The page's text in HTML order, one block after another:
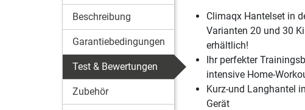
Beschreibung
Garantiebedingungen
Test & Bewertungen
Zubehör
Climaqx Hantelset in
Varianten 20 und 30
erhältlich!
Ihr perfekter
intensive Home-
Kurz-und Langhantel
Gerät